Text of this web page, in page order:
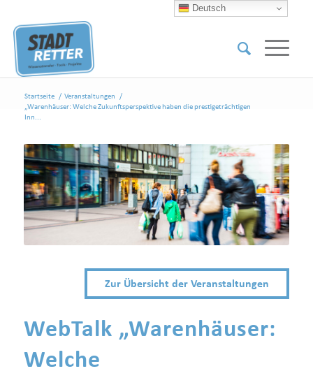
Startseite / Veranstaltungen
/
„Warenhäuser: Welche Zukunftsperspektive haben die prestigeträchtigen
Inn...
Zur Übersicht der Veranstaltungen
WebTalk „Warenhäuser:
Welche
Deutsch